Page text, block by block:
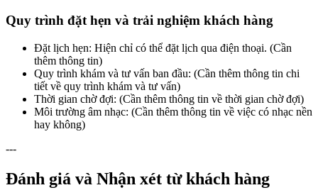
Quy trình đặt hẹn và trải nghiệm khách hàng
Đặt lịch hẹn: Hiện chỉ có thể đặt lịch qua điện thoại. (Cần
thêm thông tin)
Quy trình khám và tư vấn ban đầu: (Cần thêm thông tin chi
tiết về quy trình khám và tư vấn)
Thời gian chờ đợi: (Cần thêm thông tin về thời gian chờ đợi)
Môi trường âm nhạc: (Cần thêm thông tin về việc có nhạc nền
hay không)
---
Đánh giá và Nhận xét từ khách hàng